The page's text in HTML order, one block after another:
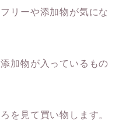
リーや添加物が気にな
加物が入っているもの
を見て買い物します。